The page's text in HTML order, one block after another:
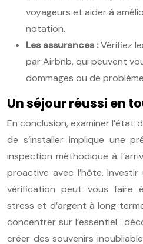
voyageurs et aider à
notation.
Les assurances :Vérifiez
par Airbnb, qui peuvent
dommages ou de
Un séjour réussi en
En conclusion, examiner l’état
de s’installer implique une
inspection méthodique à
proactive avec l’hôte.
vérification peut vous faire
stress et d’argent à long
concentrer sur l’essentiel :
créer des souvenirs